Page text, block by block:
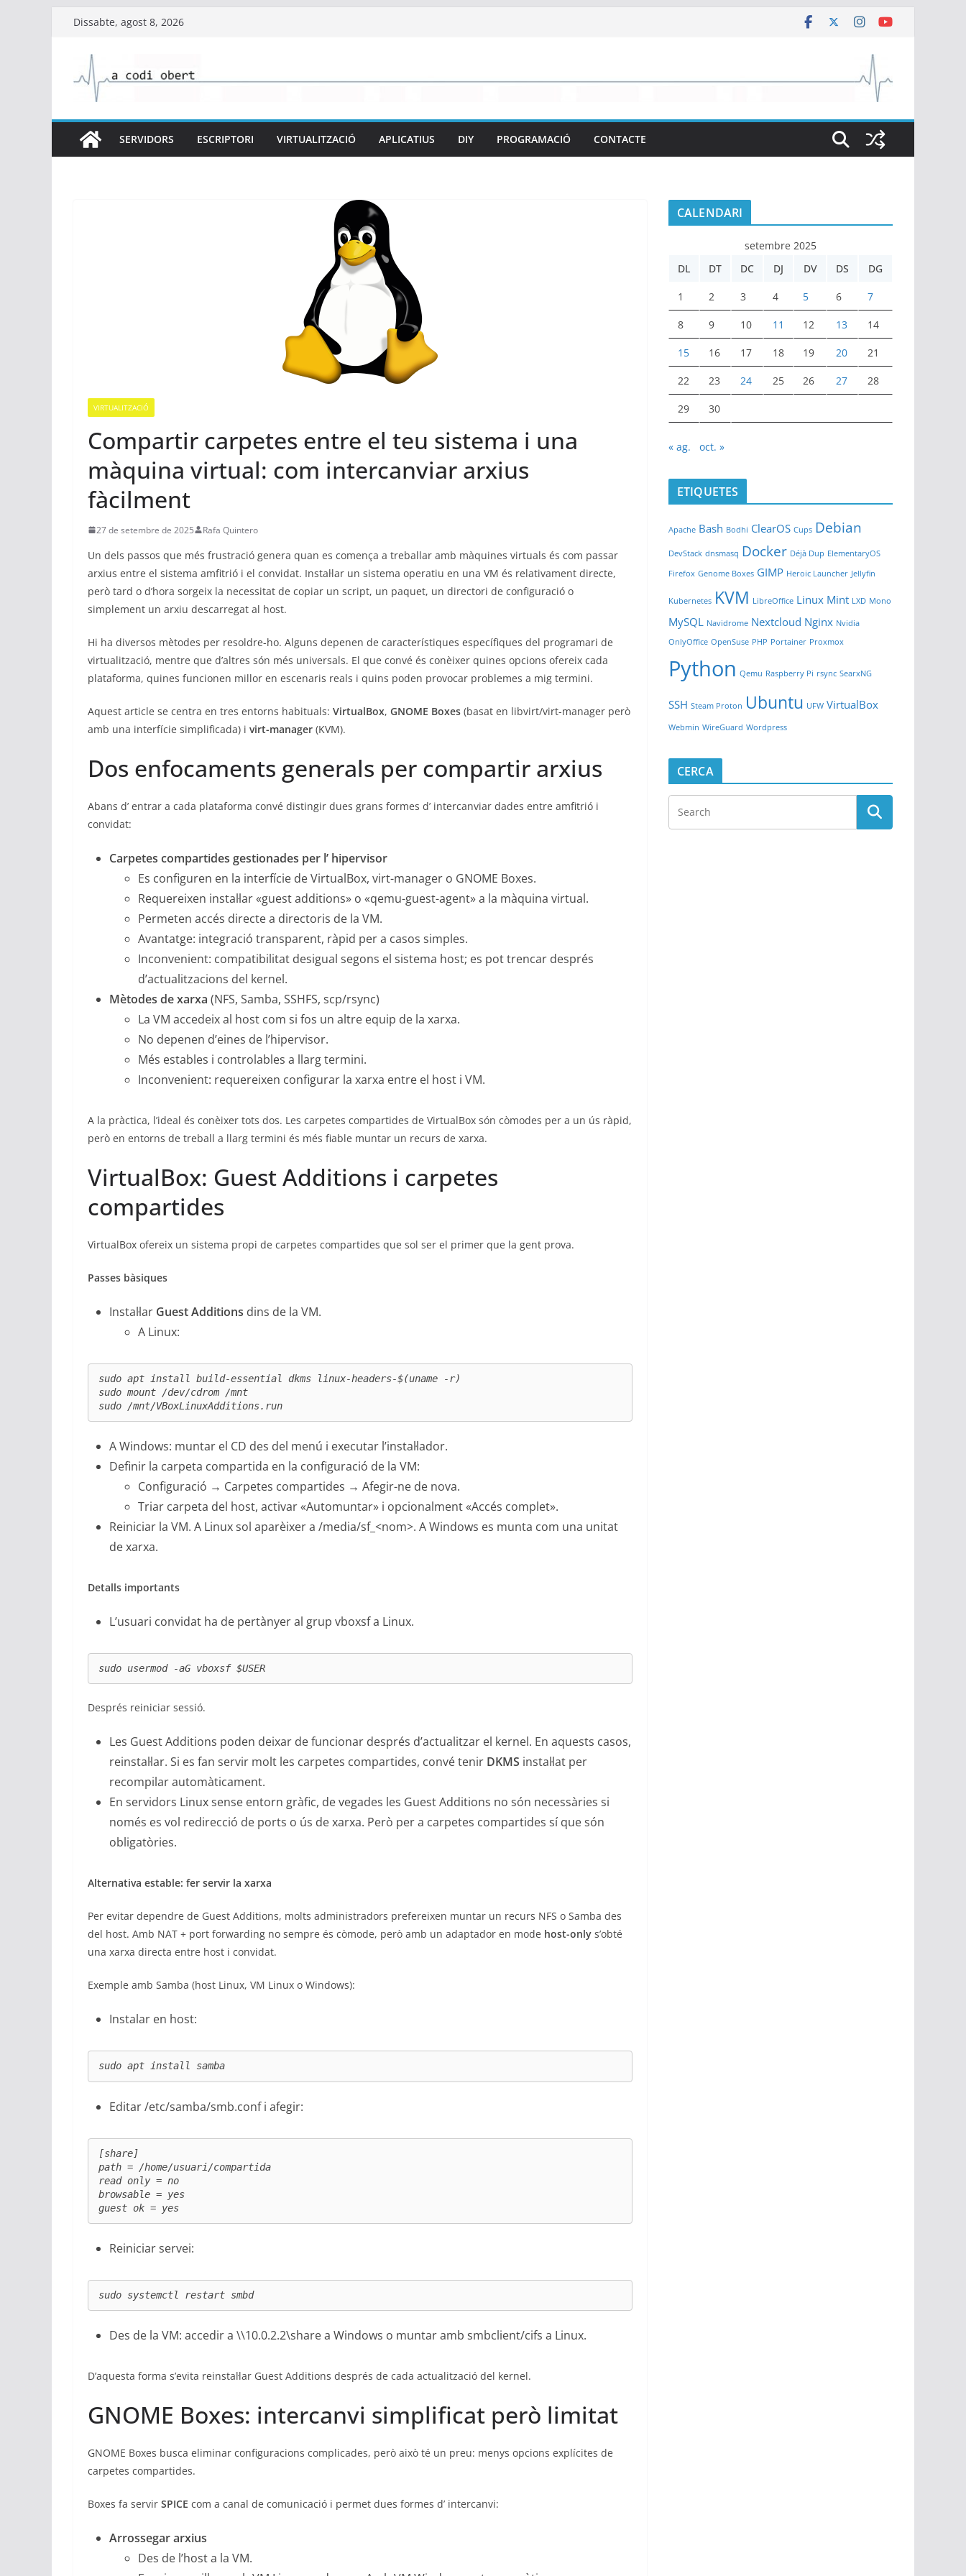
content
Dissabte, agost 8, 2026
SERVIDORS ESCRIPTORI VIRTUALITZACIÓ APLICATIUS DIY PROGRAMACIÓ CONTACTE
VIRTUALITZACIÓ
Compartir carpetes entre el teu sistema i una
màquina virtual: com intercanviar arxius
fàcilment
27 de setembre de 2025 Rafa Quintero
Un dels passos que més frustració genera quan es comença a treballar amb màquines virtuals és com passar
arxius entre el sistema amfitrió i el convidat. Instal·lar un sistema operatiu en una VM és relativament directe,
però tard o d’hora sorgeix la necessitat de copiar un script, un paquet, un directori de configuració o
simplement un arxiu descarregat al host.
Hi ha diversos mètodes per resoldre-ho. Alguns depenen de característiques específiques del programari de
virtualització, mentre que d’altres són més universals. El que convé és conèixer quines opcions ofereix cada
plataforma, quines funcionen millor en escenaris reals i quins poden provocar problemes a mig termini.
Aquest article se centra en tres entorns habituals: VirtualBox, GNOME Boxes (basat en libvirt/virt-manager però
amb una interfície simplificada) i virt-manager (KVM).
Dos enfocaments generals per compartir arxius
Abans d’ entrar a cada plataforma convé distingir dues grans formes d’ intercanviar dades entre amfitrió i
convidat:
Carpetes compartides gestionades per l’ hipervisor
Es configuren en la interfície de VirtualBox, virt-manager o GNOME Boxes.
Requereixen instal·lar «guest additions» o «qemu-guest-agent» a la màquina virtual.
Permeten accés directe a directoris de la VM.
Avantatge: integració transparent, ràpid per a casos simples.
Inconvenient: compatibilitat desigual segons el sistema host; es pot trencar després
d’actualitzacions del kernel.
Mètodes de xarxa (NFS, Samba, SSHFS, scp/rsync)
La VM accedeix al host com si fos un altre equip de la xarxa.
No depenen d’eines de l’hipervisor.
Més estables i controlables a llarg termini.
Inconvenient: requereixen configurar la xarxa entre el host i VM.
A la pràctica, l’ideal és conèixer tots dos. Les carpetes compartides de VirtualBox són còmodes per a un ús ràpid,
però en entorns de treball a llarg termini és més fiable muntar un recurs de xarxa.
VirtualBox: Guest Additions i carpetes
compartides
VirtualBox ofereix un sistema propi de carpetes compartides que sol ser el primer que la gent prova.
Passes bàsiques
Instal·lar Guest Additions dins de la VM.
A Linux:
sudo apt install build-essential dkms linux-headers-$(uname -r)
sudo mount /dev/cdrom /mnt
sudo /mnt/VBoxLinuxAdditions.run
A Windows: muntar el CD des del menú i executar l’instal·lador.
Definir la carpeta compartida en la configuració de la VM:
Configuració → Carpetes compartides → Afegir-ne de nova.
Triar carpeta del host, activar «Automuntar» i opcionalment «Accés complet».
Reiniciar la VM. A Linux sol aparèixer a /media/sf_<nom>. A Windows es munta com una unitat
de xarxa.
Detalls importants
L’usuari convidat ha de pertànyer al grup vboxsf a Linux.
sudo usermod -aG vboxsf $USER
Després reiniciar sessió.
Les Guest Additions poden deixar de funcionar després d’actualitzar el kernel. En aquests casos,
reinstal·lar. Si es fan servir molt les carpetes compartides, convé tenir DKMS instal·lat per
recompilar automàticament.
En servidors Linux sense entorn gràfic, de vegades les Guest Additions no són necessàries si
només es vol redirecció de ports o ús de xarxa. Però per a carpetes compartides sí que són
obligatòries.
Alternativa estable: fer servir la xarxa
Per evitar dependre de Guest Additions, molts administradors prefereixen muntar un recurs NFS o Samba des
del host. Amb NAT + port forwarding no sempre és còmode, però amb un adaptador en mode host-only s’obté
una xarxa directa entre host i convidat.
Exemple amb Samba (host Linux, VM Linux o Windows):
Instalar en host:
sudo apt install samba
Editar /etc/samba/smb.conf i afegir:
[share]
path = /home/usuari/compartida
read only = no
browsable = yes
guest ok = yes
Reiniciar servei:
sudo systemctl restart smbd
Des de la VM: accedir a \\10.0.2.2\share a Windows o muntar amb smbclient/cifs a Linux.
D’aquesta forma s’evita reinstal·lar Guest Additions després de cada actualització del kernel.
GNOME Boxes: intercanvi simplificat però limitat
GNOME Boxes busca eliminar configuracions complicades, però això té un preu: menys opcions explícites de
carpetes compartides.
Boxes fa servir SPICE com a canal de comunicació i permet dues formes d’ intercanvi:
Arrossegar arxius
Des de l’host a la VM.
CALENDARI
setembre 2025
DL
DT DC DJ DV DS DG
1 2 3 4 5 6 7
8 9 10 11 12 13 14
15 16 17 18 19 20 21
22 23 24 25 26 27 28
29 30
« ag. oct. »
ETIQUETES
Apache Bash Bodhi ClearOS Cups Debian
DevStack dnsmasq Docker Déjà Dup ElementaryOS
Firefox Genome Boxes GIMP Heroic Launcher Jellyfin
Kubernetes KVM LibreOffice Linux Mint LXD Mono
MySQL Navidrome Nextcloud Nginx Nvidia
OnlyOffice OpenSuse PHP Portainer Proxmox
Python Qemu Raspberry Pi rsync SearxNG
SSH Steam Proton Ubuntu UFW VirtualBox
Webmin WireGuard Wordpress
CERCA